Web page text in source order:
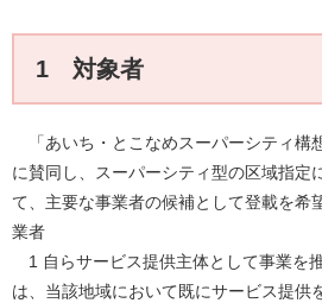
1 対象者
「あいち・とこなめスーパーシティ構
に賛同し、スーパーシティ型の区域指定
て、主要な事業者の候補として登載を希
業者
1 自らサービス提供主体として事業を
は、当該地域において既にサービス提供